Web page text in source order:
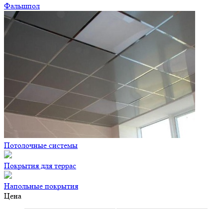
Фальшпол
Потолочные системы
Покрытия для террас
Напольные покрытия
Цена